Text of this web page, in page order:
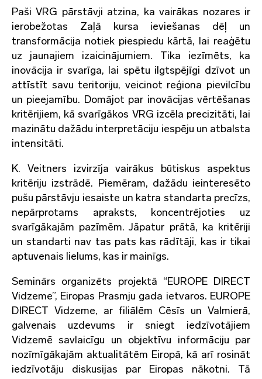
Paši VRG pārstāvji atzina, ka vairākas nozares ir
ierobežotas Zaļā kursa ieviešanas dēļ un
transformācija notiek piespiedu kārtā, lai reaģētu
uz jaunajiem izaicinājumiem. Tika iezīmēts, ka
inovācija ir svarīga, lai spētu ilgtspējīgi dzīvot un
attīstīt savu teritoriju, veicinot reģiona pievilcību
un pieejamību. Domājot par inovācijas vērtēšanas
kritērijiem, kā svarīgākos VRG izcēla precizitāti, lai
mazinātu dažādu interpretāciju iespēju un atbalsta
intensitāti.
K. Veitners izvirzīja vairākus būtiskus aspektus
kritēriju izstrādē. Piemēram, dažādu ieinteresēto
pušu pārstāvju iesaiste un katra standarta precīzs,
nepārprotams apraksts, koncentrējoties uz
svarīgākajām pazīmēm. Jāpatur prātā, ka kritēriji
un standarti nav tas pats kas rādītāji, kas ir tikai
aptuvenais lielums, kas ir mainīgs.
Seminārs organizēts projektā “EUROPE DIRECT
Vidzeme”, Eiropas Prasmju gada ietvaros. EUROPE
DIRECT Vidzeme, ar filiālēm Cēsīs un Valmierā,
galvenais uzdevums ir sniegt iedzīvotājiem
Vidzemē savlaicīgu un objektīvu informāciju par
nozīmīgākajām aktualitātēm Eiropā, kā arī rosināt
iedzīvotāju diskusijas par Eiropas nākotni. Tā